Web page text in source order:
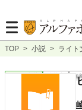
TOP > 小説 > ライト
ライト文芸 連載中 短